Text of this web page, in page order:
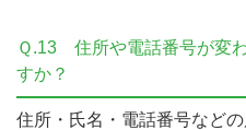
Ｑ.13
住所や電話番号が変
すか？
住所・氏名・電話番号など